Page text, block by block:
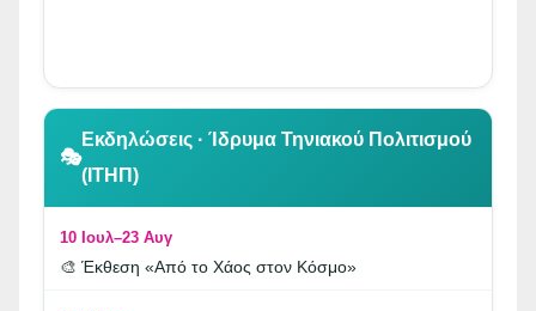
👆 Κλικ για περιήγηση
🎭
Εκδηλώσεις · Ίδρυμα Τηνιακού Πολιτισμού
(ΙΤΗΠ)
10 Ιουλ–23 Αυγ
🎨 Έκθεση «Από το Χάος στον Κόσμο»